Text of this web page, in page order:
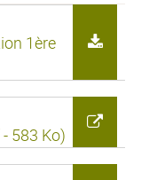
1ère
583 Ko)